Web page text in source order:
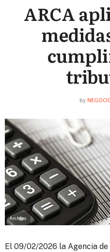
ARCA
by
Archivo
El 09/02/2026 la Agencia